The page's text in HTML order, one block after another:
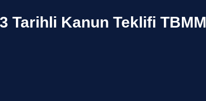
Tarihli Kanun Teklifi TBMM